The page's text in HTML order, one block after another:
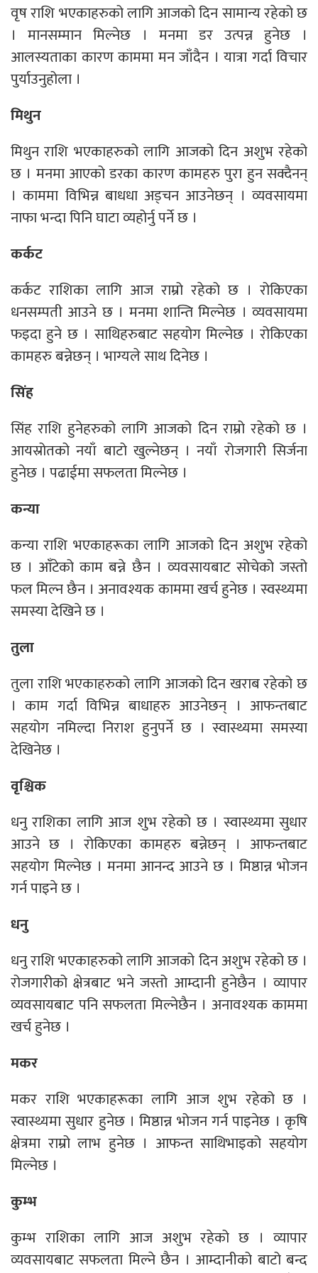
वृष राशि भएकाहरुको लागि आजको दिन सामान्य रहेको छ
। मानसम्मान मिल्नेछ । मनमा डर उत्पन्न हुनेछ ।
आलस्यताका कारण काममा मन जाँदैन । यात्रा गर्दा विचार
पुर्याउनुहोला ।
मिथुन
मिथुन राशि भएकाहरुको लागि आजको दिन अशुभ रहेको
छ । मनमा आएको डरका कारण कामहरु पुरा हुन सक्दैनन्
। काममा विभिन्न बाधधा अड्चन आउनेछन् । व्यवसायमा
नाफा भन्दा पिनि घाटा व्यहोर्नु पर्ने छ ।
कर्कट
कर्कट राशिका लागि आज राम्रो रहेको छ । रोकिएका
धनसम्पती आउने छ । मनमा शान्ति मिल्नेछ । व्यवसायमा
फइदा हुने छ । साथिहरुबाट सहयोग मिल्नेछ । रोकिएका
कामहरु बन्नेछन् । भाग्यले साथ दिनेछ ।
सिंह
सिंह राशि हुनेहरुको लागि आजको दिन राम्रो रहेको छ ।
आयस्रोतको नयाँ बाटो खुल्नेछन् । नयाँ रोजगारी सिर्जना
हुनेछ । पढाईमा सफलता मिल्नेछ ।
कन्या
कन्या राशि भएकाहरूका लागि आजको दिन अशुभ रहेको
छ । आँटेको काम बन्ने छैन । व्यवसायबाट सोचेको जस्तो
फल मिल्न छैन । अनावश्यक काममा खर्च हुनेछ । स्वस्थ्यमा
समस्या देखिने छ ।
तुला
तुला राशि भएकाहरुको लागि आजको दिन खराब रहेको छ
। काम गर्दा विभिन्न बाधाहरु आउनेछन् । आफन्तबाट
सहयोग नमिल्दा निराश हुनुपर्ने छ । स्वास्थ्यमा समस्या
देखिनेछ ।
वृश्चिक
धनु राशिका लागि आज शुभ रहेको छ । स्वास्थ्यमा सुधार
आउने छ । रोकिएका कामहरु बन्नेछन् । आफन्तबाट
सहयोग मिल्नेछ । मनमा आनन्द आउने छ । मिष्ठान्न भोजन
गर्न पाइने छ ।
धनु
धनु राशि भएकाहरुको लागि आजको दिन अशुभ रहेको छ ।
रोजगारीको क्षेत्रबाट भने जस्तो आम्दानी हुनेछैन । व्यापार
व्यवसायबाट पनि सफलता मिल्नेछैन । अनावश्यक काममा
खर्च हुनेछ ।
मकर
मकर राशि भएकाहरूका लागि आज शुभ रहेको छ ।
स्वास्थ्यमा सुधार हुनेछ । मिष्ठान्न भोजन गर्न पाइनेछ । कृषि
क्षेत्रमा राम्रो लाभ हुनेछ । आफन्त साथिभाइको सहयोग
मिल्नेछ ।
कुम्भ
कुम्भ राशिका लागि आज अशुभ रहेको छ । व्यापार
व्यवसायबाट सफलता मिल्ने छैन । आम्दानीको बाटो बन्द